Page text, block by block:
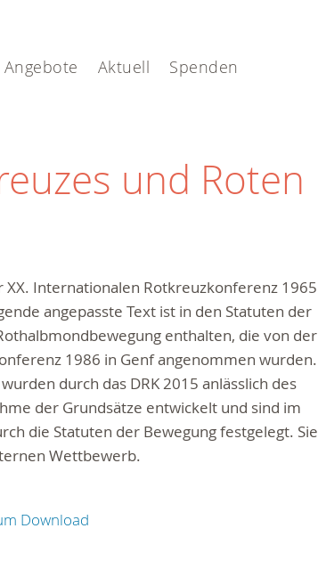
Angebote Aktuell Spenden
und Roten
Internationalen Rotkreuzkonferenz 1965
angepasste Text ist in den Statuten der
enthalten, die von der
1986 in Genf angenommen wurden.
durch das DRK 2015 anlässlich des
der Grundsätze entwickelt und sind im
die Statuten der Bewegung festgelegt. Sie
Wettbewerb.
Download